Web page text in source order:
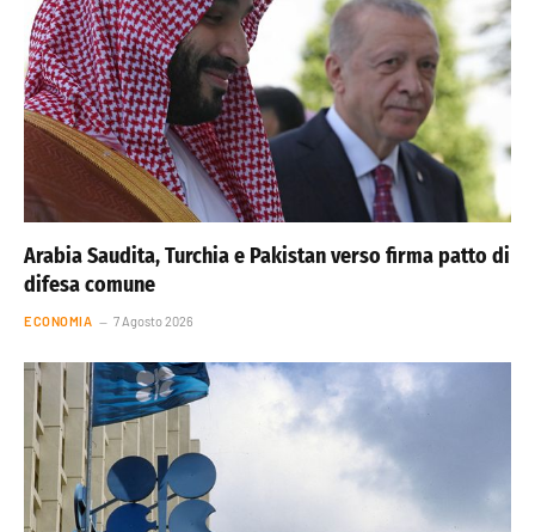
Arabia Saudita, Turchia e Pakistan verso firma patto di
difesa comune
ECONOMIA 7 Agosto 2026